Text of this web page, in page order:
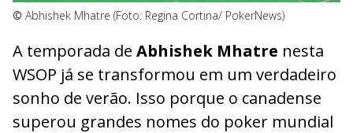
© Abhishek Mhatre (Foto: Regina Cortina/ PokerNews)
A temporada de Abhishek Mhatre nesta
WSOP já se transformou em um verdadeiro
sonho de verão. Isso porque o canadense
superou grandes nomes do poker mundial